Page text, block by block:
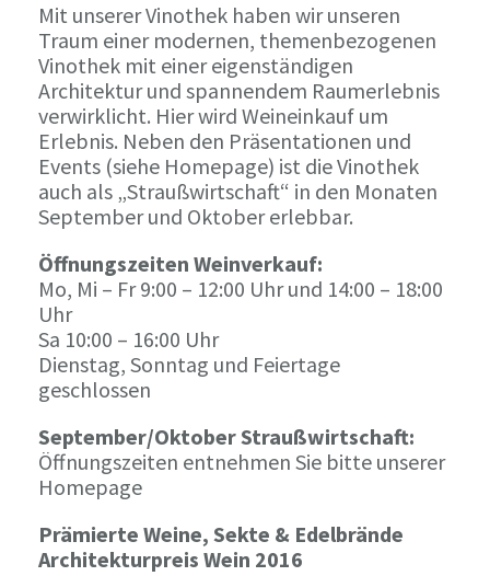
Mit unserer Vinothek haben wir unseren
Traum einer modernen, themenbezogenen
Vinothek mit einer eigenständigen
Architektur und spannendem Raumerlebnis
verwirklicht. Hier wird Weineinkauf um
Erlebnis. Neben den Präsentationen und
Events (siehe Homepage) ist die Vinothek
auch als „Straußwirtschaft“ in den Monaten
September und Oktober erlebbar.
Öffnungszeiten Weinverkauf:
Mo, Mi – Fr 9:00 – 12:00 Uhr und 14:00 – 18:00
Uhr
Sa 10:00 – 16:00 Uhr
Dienstag, Sonntag und Feiertage
geschlossen
September/Oktober Straußwirtschaft:
Öffnungszeiten entnehmen Sie bitte unserer
Homepage
Prämierte Weine, Sekte & Edelbrände
Architekturpreis Wein 2016